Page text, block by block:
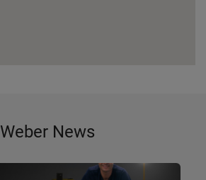
Weber News